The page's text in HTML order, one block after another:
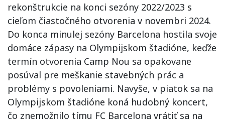
rekonštrukcie na konci sezóny 2022/2023 s
cieľom čiastočného otvorenia v novembri 2024.
Do konca minulej sezóny Barcelona hostila svoje
domáce zápasy na Olympijskom štadióne, keďže
termín otvorenia Camp Nou sa opakovane
posúval pre meškanie stavebných prác a
problémy s povoleniami. Navyše, v piatok sa na
Olympijskom štadióne koná hudobný koncert,
čo znemožnilo tímu FC Barcelona vrátiť sa na